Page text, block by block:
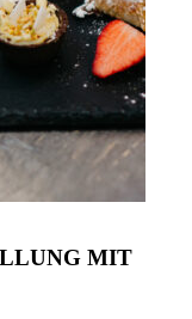
MIT